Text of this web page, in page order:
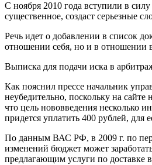
С ноября 2010 года вступили в
существенное, создаст серьезные
Речь идет о добавлении в список
отношении себя, но и в отношении
Выписка для подачи иска в
Как пояснил прессе начальник
неубедительно, поскольку на
что цель нововведения несколько
придется уплатить 400 рублей,
По данным ВАС РФ, в 2009 г. по
изменений бюджет может
предлагающим услуги по доставке